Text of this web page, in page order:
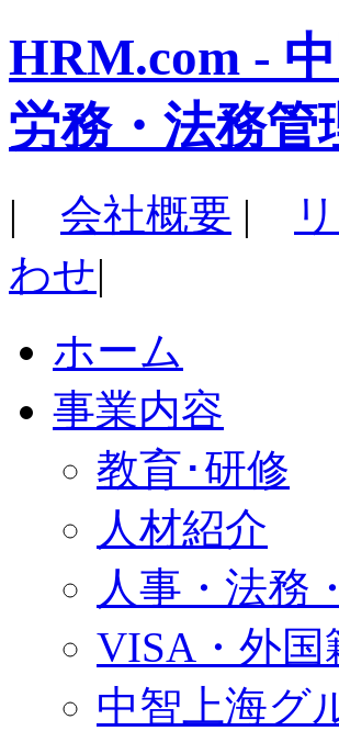
HRM.com -
労務・法務管
| 会社概要 |
わせ|
ホーム
事業内容
教育･研修
人材紹介
人事・法務
VISA・外国
中智上海グ